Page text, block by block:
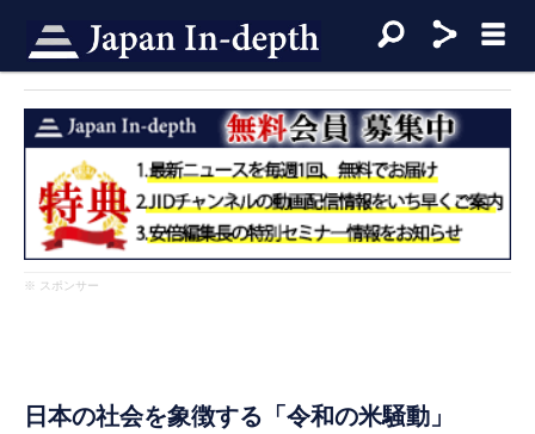
※ スポンサー
日本の社会を象徴する「令和の米騒動」